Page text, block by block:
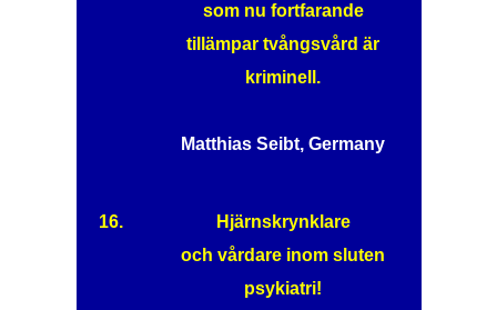
som nu fortfarande
tillämpar tvångsvård är
kriminell.
Matthias Seibt, Germany
16.
Hjärnskrynklare
och vårdare inom sluten
psykiatri!